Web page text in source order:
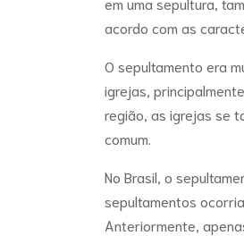
acordo com as
O sepultamento era
igrejas,
região, as igrejas se
comum.
No Brasil, o
sepultamentos
Anteriormente,